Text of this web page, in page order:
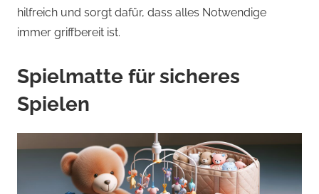
hilfreich und sorgt dafür, dass alles Notwendige
immer griffbereit ist.
Spielmatte für sicheres
Spielen